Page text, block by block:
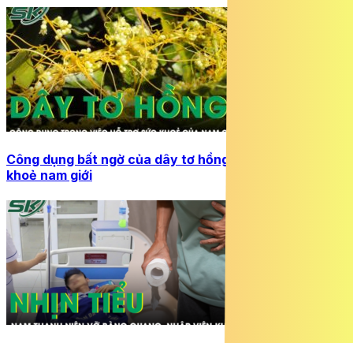
Công dụng bất ngờ của dây tơ hồng vàng hỗ trợ sức
khoẻ nam giới